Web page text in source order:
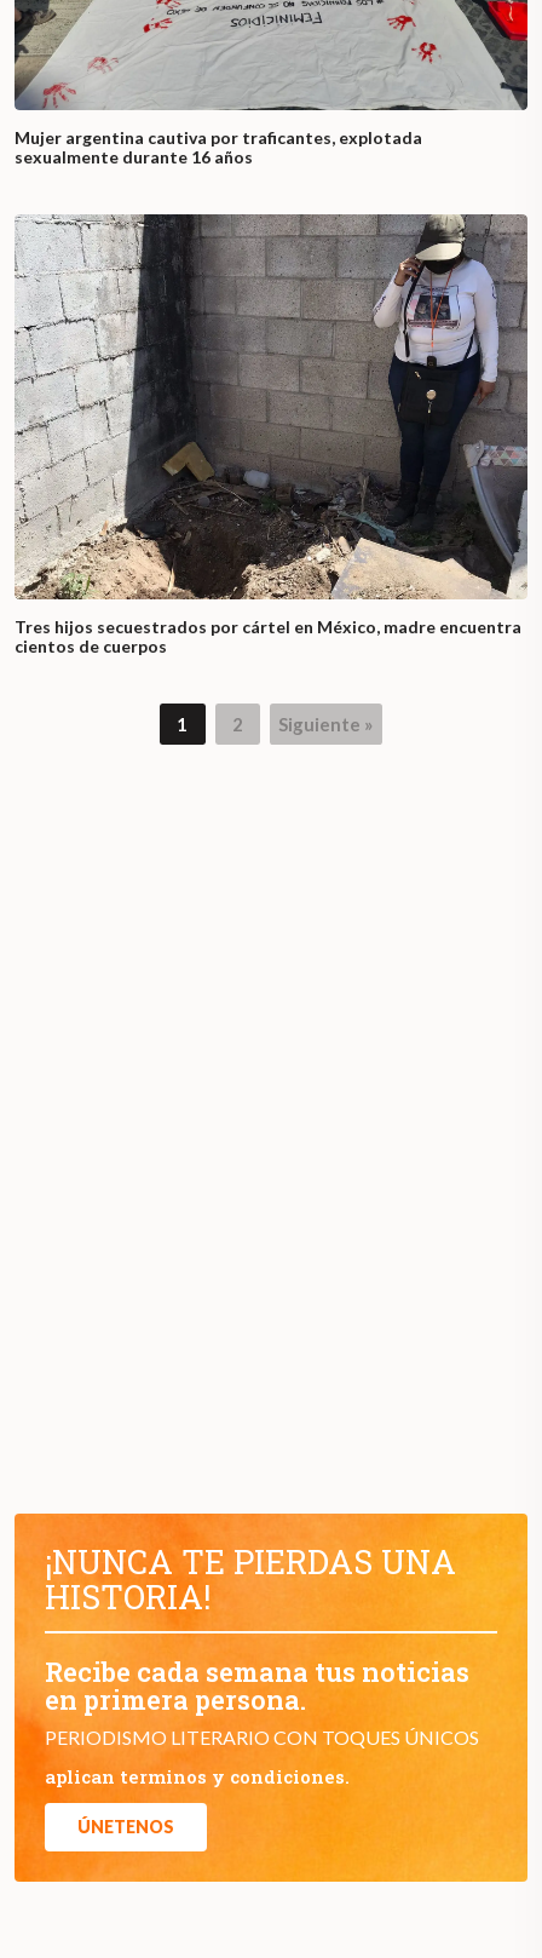
Mujer argentina cautiva por traficantes, explotada
sexualmente durante 16 años
Tres hijos secuestrados por cártel en México, madre encuentra
cientos de cuerpos
1 2 Siguiente »
¡NUNCA TE PIERDAS UNA
HISTORIA!
Recibe cada semana tus noticias
en primera persona.
PERIODISMO LITERARIO CON TOQUES ÚNICOS
aplican terminos y condiciones.
ÚNETENOS